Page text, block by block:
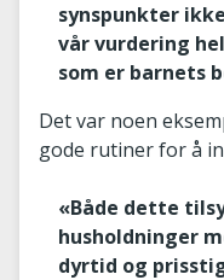
synspunkter
vår vurdering
som er barnets
Det var noen
gode rutiner for å
«Både dette
husholdninger
dyrtid og